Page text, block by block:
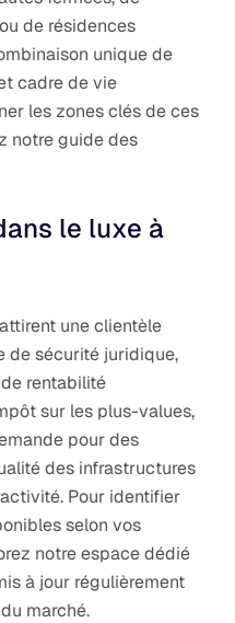
de résidences
unique de
cadre de vie
les zones clés de ces
notre guide des
le luxe à
une clientèle
de sécurité juridique,
rentabilité
sur les plus-values,
pour des
des infrastructures
Pour identifier
selon vos
notre espace dédié
à jour régulièrement
marché.